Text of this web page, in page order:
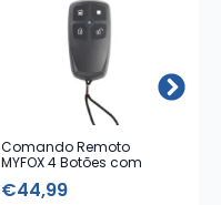
Comando Remoto
MYFOX 4 Botões com
€44,99